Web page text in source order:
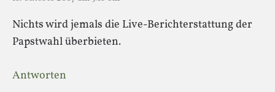
Nichts wird jemals die Live-Berichterstattung der
Papstwahl überbieten.
Antworten